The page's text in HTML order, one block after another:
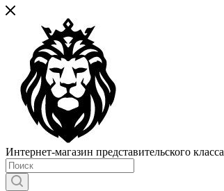
Интернет-магазин представительского класса